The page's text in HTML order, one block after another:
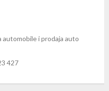
automobile i prodaja auto
427